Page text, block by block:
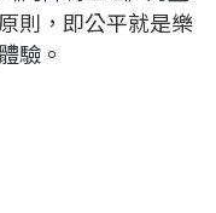
則，即公平就是樂
驗。